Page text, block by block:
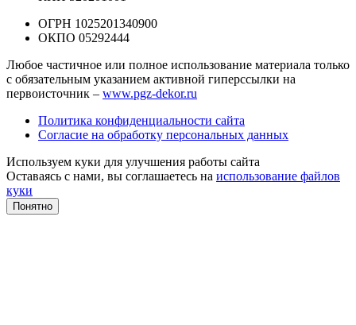
ОГРН 1025201340900
ОКПО 05292444
Любое частичное или полное использование материала только
с обязательным указанием активной гиперссылки на
первоисточник – www.pgz-dekor.ru
Политика конфиденциальности сайта
Согласие на обработку персональных данных
Используем куки для улучшения работы сайта
Оставаясь с нами, вы соглашаетесь на использование файлов
куки
Понятно